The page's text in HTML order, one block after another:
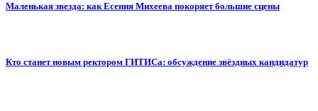
Маленькая звезда: как Есения Михеева покоряет большие сцены
Кто станет новым ректором ГИТИСа: обсуждение звёздных кандидатур